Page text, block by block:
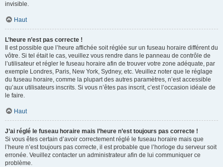
invisible.
Haut
L’heure n’est pas correcte !
Il est possible que l’heure affichée soit réglée sur un fuseau horaire différent du
vôtre. Si tel était le cas, veuillez vous rendre dans le panneau de contrôle de
l’utilisateur et régler le fuseau horaire afin de trouver votre zone adéquate, par
exemple Londres, Paris, New York, Sydney, etc. Veuillez noter que le réglage
du fuseau horaire, comme la plupart des autres paramètres, n’est accessible
qu’aux utilisateurs inscrits. Si vous n’êtes pas inscrit, c’est l’occasion idéale de
le faire.
Haut
J’ai réglé le fuseau horaire mais l’heure n’est toujours pas correcte !
Si vous êtes certain d’avoir correctement réglé le fuseau horaire mais que
l’heure n’est toujours pas correcte, il est probable que l’horloge du serveur soit
erronée. Veuillez contacter un administrateur afin de lui communiquer ce
problème.